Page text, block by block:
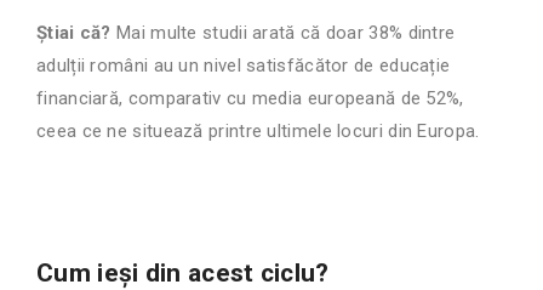
Știai că? Mai multe studii arată că doar 38% dintre
adulții români au un nivel satisfăcător de educație
financiară, comparativ cu media europeană de 52%,
ceea ce ne situează printre ultimele locuri din Europa.
Cum ieși din acest ciclu?